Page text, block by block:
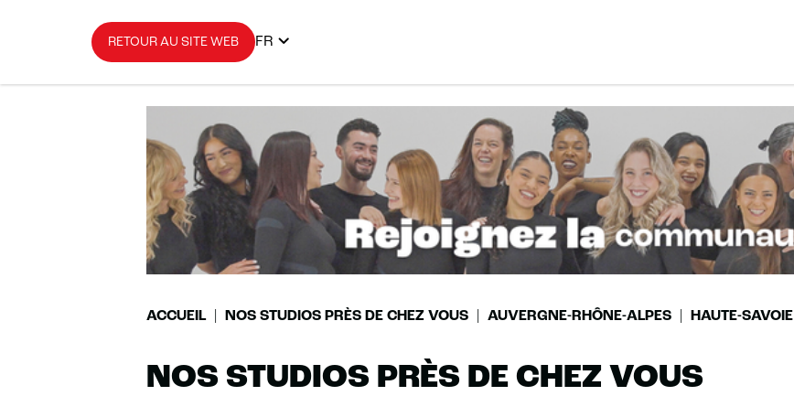
RETOUR AU SITE WEB FR
ACCUEIL NOS STUDIOS PRÈS DE CHEZ VOUS AUVERGNE-RHÔNE-ALPES HAUTE-SAVOIE
NOS STUDIOS PRÈS DE CHEZ VOUS